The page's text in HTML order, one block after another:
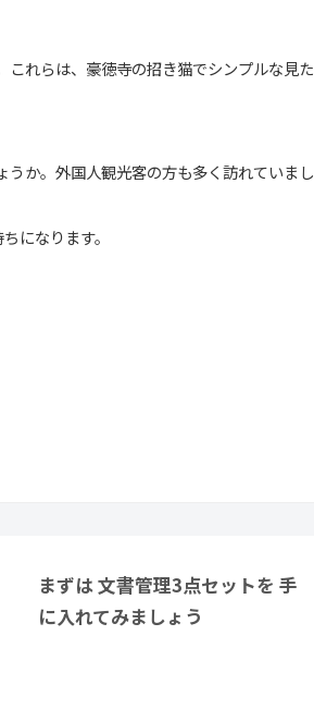
れらは、豪徳寺の招き猫でシンプルな見た
か。外国人観光客の方も多く訪れていまし
になります。
まずは 文書管理3点セットを 手
に入れてみましょう